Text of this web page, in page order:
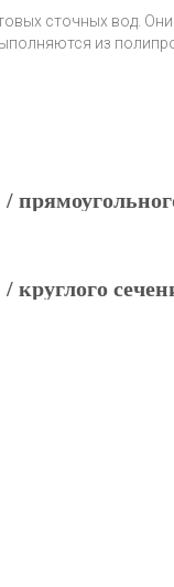
сточных вод.
из
круглого